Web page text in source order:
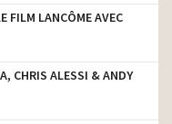
FILM LANCÔME AVEC
CHRIS ALESSI & ANDY